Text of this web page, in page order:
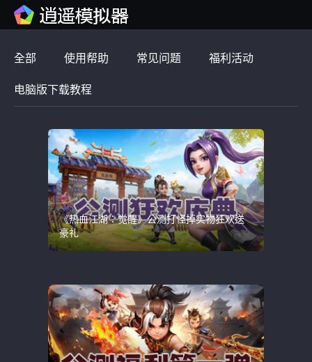
全部 使用帮助 常见问题 福利活动
电脑版下载教程
《热血江湖：觉醒》公测打怪掉实物狂欢送
豪礼